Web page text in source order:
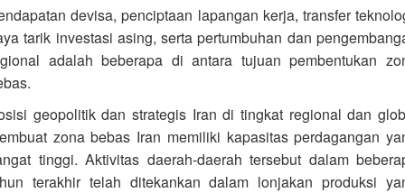
devisa, penciptaan lapangan kerja, transfer
tarik investasi asing, serta pertumbuhan dan
adalah beberapa di antara tujuan pembentukan
geopolitik dan strategis Iran di tingkat regional dan
zona bebas Iran memiliki kapasitas perdagangan
tinggi. Aktivitas daerah-daerah tersebut dalam
terakhir telah ditekankan dalam lonjakan produksi